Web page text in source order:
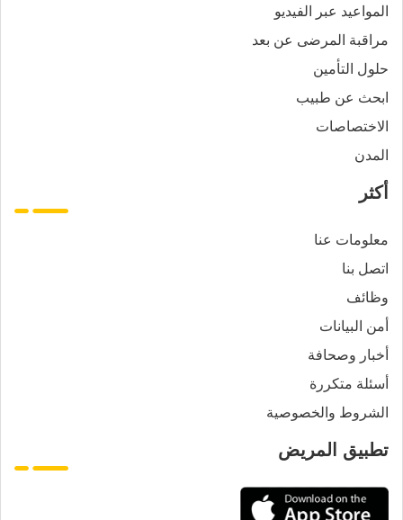
المواعيد عبر الفيديو
مراقبة المرضى عن بعد
حلول التأمين
ابحث عن طبيب
الاختصاصات
المدن
أكثر
معلومات عنا
اتصل بنا
وظائف
أمن البيانات
أخبار وصحافة
أسئلة متكررة
الشروط والخصوصية
تطبيق المريض